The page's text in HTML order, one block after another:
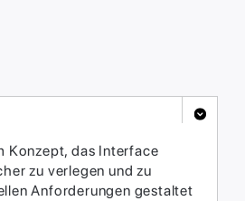
Konzept, das Interface
zu verlegen und zu
Anforderungen gestaltet